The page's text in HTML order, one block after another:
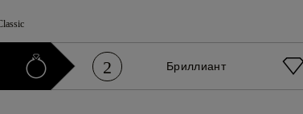
2 Бриллиант